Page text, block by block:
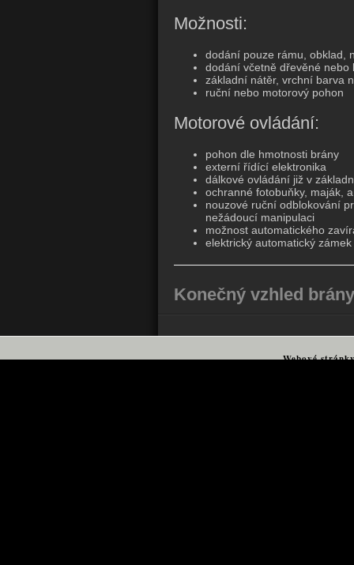
Možnosti:
dodání pouze rámu, obklad,
dodání včetně dřevěné nebo
základní nátěr, vrchní barva
ruční nebo motorový pohon
Motorové ovládání:
pohon dle hmotnosti brány
externí řídící elektronika
dálkové ovládání již v
ochranné fotobuňky, maják,
nouzové ruční odblokování
nežádoucí manipulaci
možnost automatického
elektrický automatický
Konečný vzhled
Webové